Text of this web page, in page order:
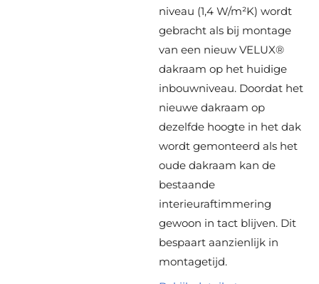
niveau (1,4 W/m²K) wordt
gebracht als bij montage
van een nieuw VELUX®
dakraam op het huidige
inbouwniveau. Doordat het
nieuwe dakraam op
dezelfde hoogte in het dak
wordt gemonteerd als het
oude dakraam kan de
bestaande
interieuraftimmering
gewoon in tact blijven. Dit
bespaart aanzienlijk in
montagetijd.